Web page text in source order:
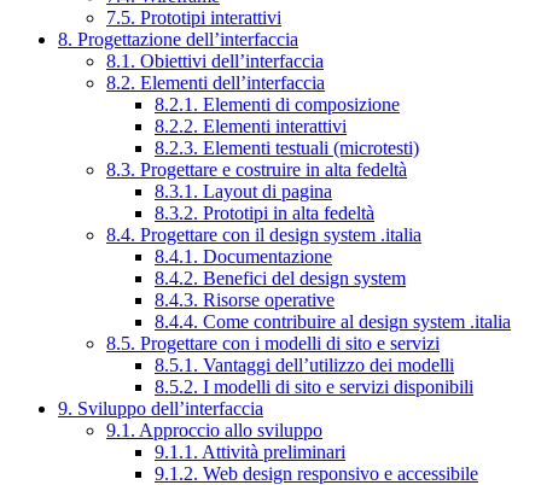
7.5. Prototipi interattivi
8. Progettazione dell’interfaccia
8.1. Obiettivi dell’interfaccia
8.2. Elementi dell’interfaccia
8.2.1. Elementi di composizione
8.2.2. Elementi interattivi
8.2.3. Elementi testuali (microtesti)
8.3. Progettare e costruire in alta fedeltà
8.3.1. Layout di pagina
8.3.2. Prototipi in alta fedeltà
8.4. Progettare con il design system .italia
8.4.1. Documentazione
8.4.2. Benefici del design system
8.4.3. Risorse operative
8.4.4. Come contribuire al design system .italia
8.5. Progettare con i modelli di sito e servizi
8.5.1. Vantaggi dell’utilizzo dei modelli
8.5.2. I modelli di sito e servizi disponibili
9. Sviluppo dell’interfaccia
9.1. Approccio allo sviluppo
9.1.1. Attività preliminari
9.1.2. Web design responsivo e accessibile